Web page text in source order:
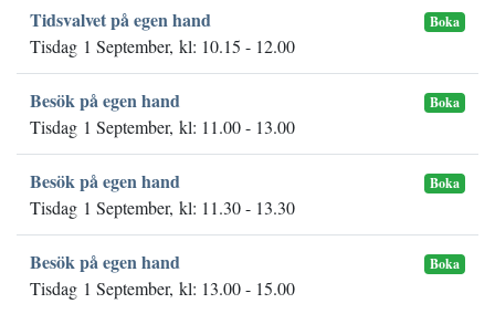
Tidsvalvet på egen hand Boka
Tisdag 1 September, kl: 10.15 - 12.00
Besök på egen hand Boka
Tisdag 1 September, kl: 11.00 - 13.00
Besök på egen hand Boka
Tisdag 1 September, kl: 11.30 - 13.30
Besök på egen hand Boka
Tisdag 1 September, kl: 13.00 - 15.00